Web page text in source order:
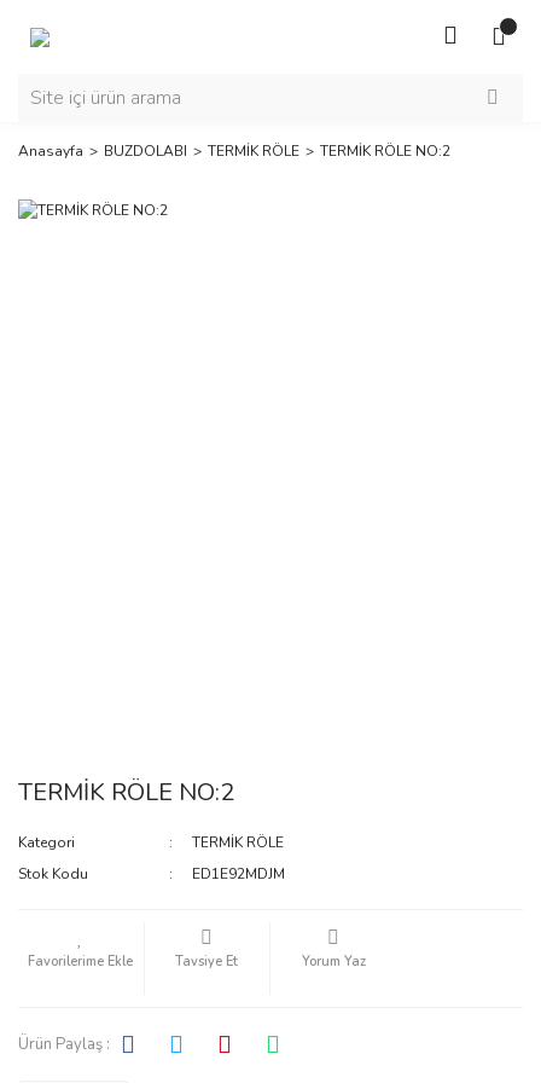
Anasayfa BUZDOLABI TERMİK RÖLE TERMİK RÖLE NO:2
TERMİK RÖLE NO:2
Kategori
TERMİK RÖLE
Stok Kodu
ED1E92MDJM
Tavsiye Et Yorum Yaz
Ürün Paylaş :